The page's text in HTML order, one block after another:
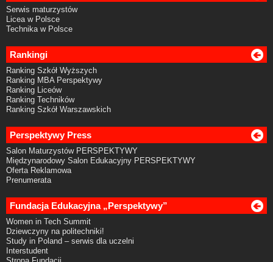
Serwis maturzystów
Licea w Polsce
Technika w Polsce
Rankingi
Ranking Szkół Wyższych
Ranking MBA Perspektywy
Ranking Liceów
Ranking Techników
Ranking Szkół Warszawskich
Perspektywy Press
Salon Maturzystów PERSPEKTYWY
Międzynarodowy Salon Edukacyjny PERSPEKTYWY
Oferta Reklamowa
Prenumerata
Fundacja Edukacyjna „Perspektywy”
Women in Tech Summit
Dziewczyny na politechniki!
Study in Poland – serwis dla uczelni
Interstudent